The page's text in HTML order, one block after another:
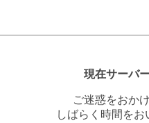
現在サーバ
ご迷惑をおか
しばらく時間を